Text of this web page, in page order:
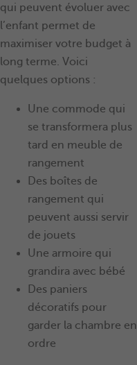
qui peuvent évoluer avec
l’enfant permet de
maximiser votre budget à
long terme. Voici
quelques options :
Une commode qui
se transformera plus
tard en meuble de
rangement
Des boîtes de
rangement qui
peuvent aussi servir
de jouets
Une armoire qui
grandira avec bébé
Des paniers
décoratifs pour
garder la chambre en
ordre